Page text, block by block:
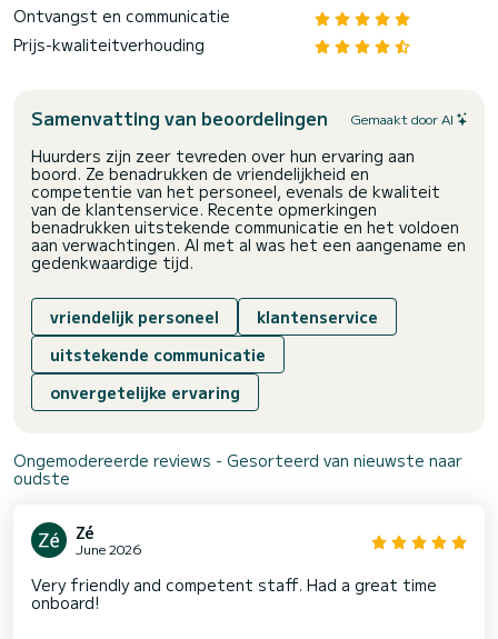
Ontvangst en communicatie
Prijs-kwaliteitverhouding
Samenvatting van beoordelingen Gemaakt door AI
Huurders zijn zeer tevreden over hun ervaring aan
boord. Ze benadrukken de vriendelijkheid en
competentie van het personeel, evenals de kwaliteit
van de klantenservice. Recente opmerkingen
benadrukken uitstekende communicatie en het voldoen
aan verwachtingen. Al met al was het een aangename en
gedenkwaardige tijd.
vriendelijk personeel
klantenservice
uitstekende communicatie
onvergetelijke ervaring
Ongemodereerde reviews - Gesorteerd van nieuwste naar
oudste
Zé
June 2026
Very friendly and competent staff. Had a great time
onboard!